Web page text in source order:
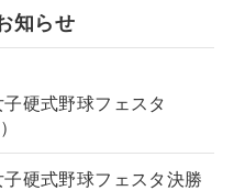
知らせ
子硬式野球フェスタ
硬式野球フェスタ決勝